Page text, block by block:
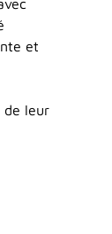
et
de leur